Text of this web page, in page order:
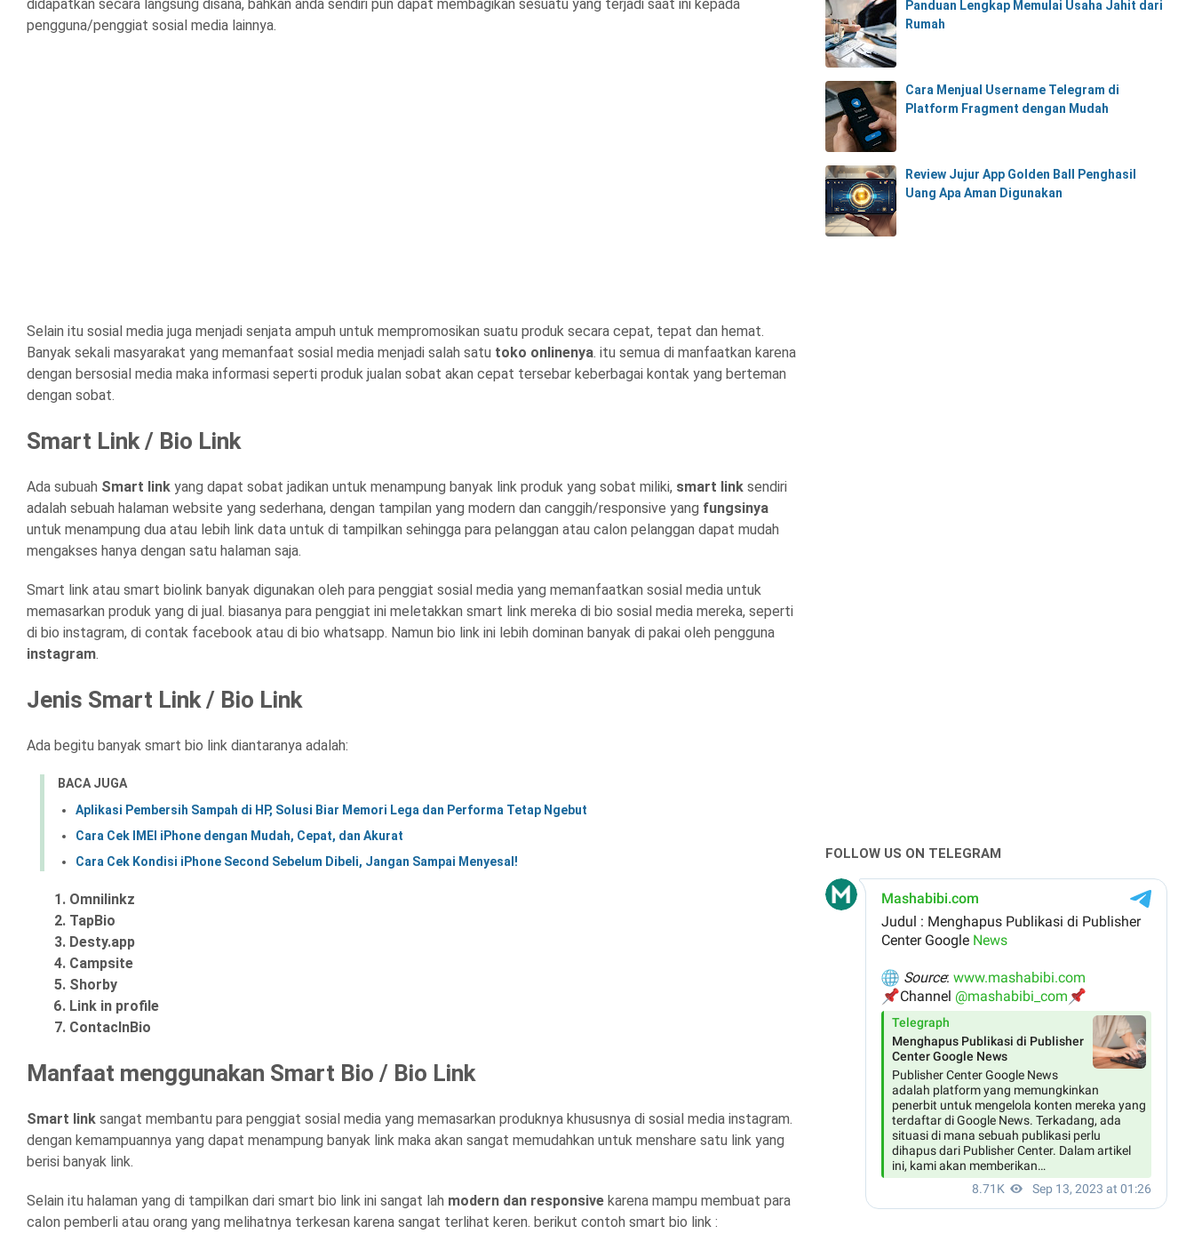
didapatkan secara langsung disana, bahkan anda sendiri pun dapat membagikan sesuatu yang terjadi saat ini kepada
pengguna/penggiat sosial media lainnya.
Selain itu sosial media juga menjadi senjata ampuh untuk mempromosikan suatu produk secara cepat, tepat dan hemat.
Banyak sekali masyarakat yang memanfaat sosial media menjadi salah satu toko onlinenya. itu semua di manfaatkan karena
dengan bersosial media maka informasi seperti produk jualan sobat akan cepat tersebar keberbagai kontak yang berteman
dengan sobat.
Smart Link / Bio Link
Ada subuah Smart link yang dapat sobat jadikan untuk menampung banyak link produk yang sobat miliki, smart link sendiri
adalah sebuah halaman website yang sederhana, dengan tampilan yang modern dan canggih/responsive yang fungsinya
untuk menampung dua atau lebih link data untuk di tampilkan sehingga para pelanggan atau calon pelanggan dapat mudah
mengakses hanya dengan satu halaman saja.
Smart link atau smart biolink banyak digunakan oleh para penggiat sosial media yang memanfaatkan sosial media untuk
memasarkan produk yang di jual. biasanya para penggiat ini meletakkan smart link mereka di bio sosial media mereka, seperti
di bio instagram, di contak facebook atau di bio whatsapp. Namun bio link ini lebih dominan banyak di pakai oleh pengguna
instagram.
Jenis Smart Link / Bio Link
Ada begitu banyak smart bio link diantaranya adalah:
BACA JUGA
Aplikasi Pembersih Sampah di HP, Solusi Biar Memori Lega dan Performa Tetap Ngebut
Cara Cek IMEI iPhone dengan Mudah, Cepat, dan Akurat
Cara Cek Kondisi iPhone Second Sebelum Dibeli, Jangan Sampai Menyesal!
Omnilinkz
TapBio
Desty.app
Campsite
Shorby
Link in profile
ContacInBio
Manfaat menggunakan Smart Bio / Bio Link
Smart link sangat membantu para penggiat sosial media yang memasarkan produknya khususnya di sosial media instagram.
dengan kemampuannya yang dapat menampung banyak link maka akan sangat memudahkan untuk menshare satu link yang
berisi banyak link.
Selain itu halaman yang di tampilkan dari smart bio link ini sangat lah modern dan responsive karena mampu membuat para
calon pemberli atau orang yang melihatnya terkesan karena sangat terlihat keren. berikut contoh smart bio link :
Panduan Lengkap Memulai Usaha Jahit dari
Rumah
Cara Menjual Username Telegram di
Platform Fragment dengan Mudah
Review Jujur App Golden Ball Penghasil
Uang Apa Aman Digunakan
FOLLOW US ON TELEGRAM